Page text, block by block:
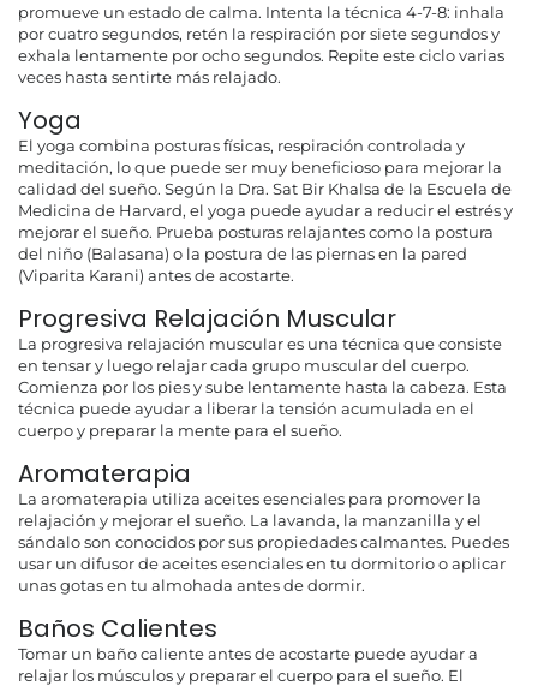
promueve un estado de calma. Intenta la técnica 4-7-8: inhala
por cuatro segundos, retén la respiración por siete segundos y
exhala lentamente por ocho segundos. Repite este ciclo varias
veces hasta sentirte más relajado.
Yoga
El yoga combina posturas físicas, respiración controlada y
meditación, lo que puede ser muy beneficioso para mejorar la
calidad del sueño. Según la Dra. Sat Bir Khalsa de la Escuela de
Medicina de Harvard, el yoga puede ayudar a reducir el estrés y
mejorar el sueño. Prueba posturas relajantes como la postura
del niño (Balasana) o la postura de las piernas en la pared
(Viparita Karani) antes de acostarte.
Progresiva Relajación Muscular
La progresiva relajación muscular es una técnica que consiste
en tensar y luego relajar cada grupo muscular del cuerpo.
Comienza por los pies y sube lentamente hasta la cabeza. Esta
técnica puede ayudar a liberar la tensión acumulada en el
cuerpo y preparar la mente para el sueño.
Aromaterapia
La aromaterapia utiliza aceites esenciales para promover la
relajación y mejorar el sueño. La lavanda, la manzanilla y el
sándalo son conocidos por sus propiedades calmantes. Puedes
usar un difusor de aceites esenciales en tu dormitorio o aplicar
unas gotas en tu almohada antes de dormir.
Baños Calientes
Tomar un baño caliente antes de acostarte puede ayudar a
relajar los músculos y preparar el cuerpo para el sueño. El